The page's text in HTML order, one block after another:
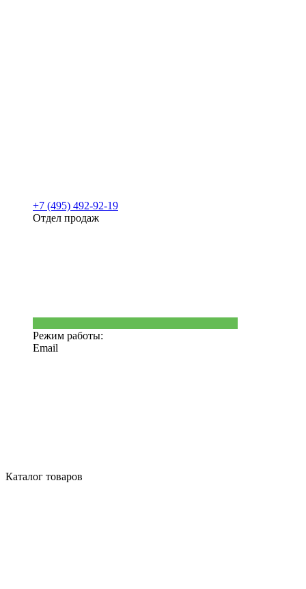
+7 (495) 492-92-19
Отдел продаж
Режим работы:
Email
Каталог товаров